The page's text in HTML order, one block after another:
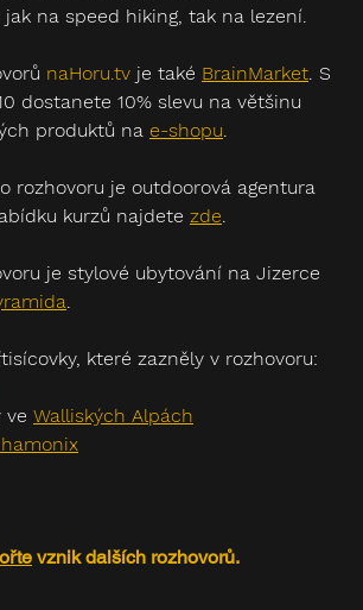
na speed hiking, tak na lezení.
naHoru.tv je také ‪BrainMarket‬ . S
dostanete 10% slevu na většinu
produktů na e-shopu
rozhovoru je outdoorová agentura
kurzů najdete zde
je stylové ubytování na Jizerce
které zazněly v rozhovoru:
ve Walliských Alpách
vznik dalších rozhovorů.